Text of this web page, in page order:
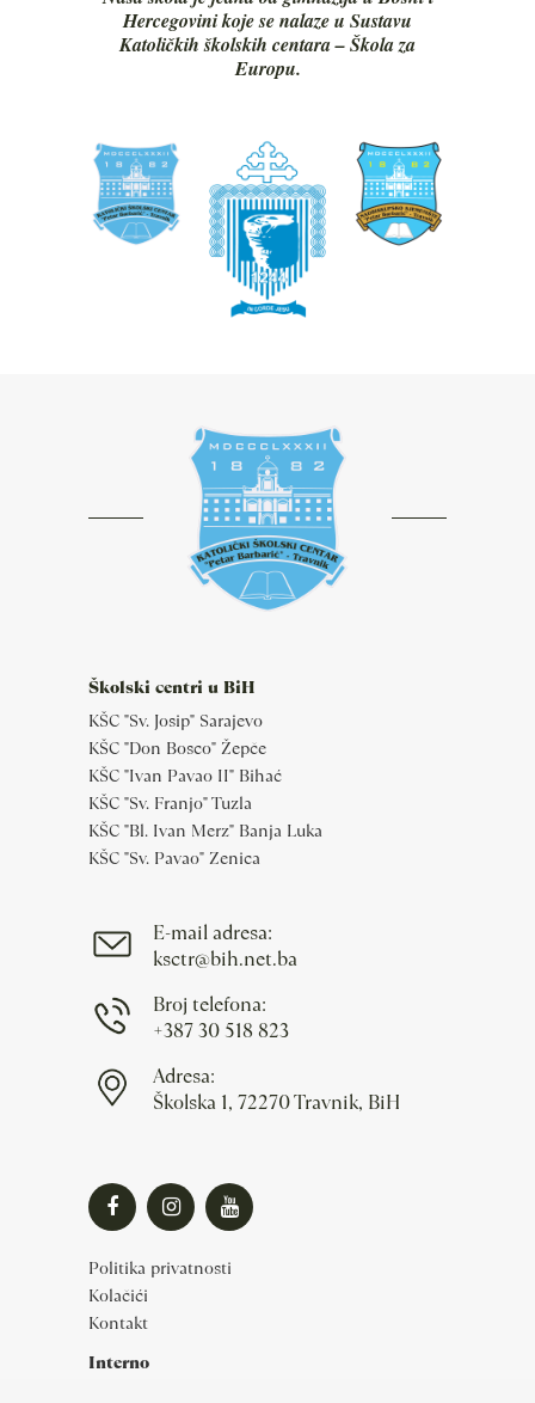
Hercegovini koje se nalaze u Sustavu
Katoličkih školskih centara – Škola za
Europu.
Školski centri u BiH
KŠC "Sv. Josip" Sarajevo
KŠC "Don Bosco" Žepče
KŠC "Ivan Pavao II" Bihać
KŠC "Sv. Franjo" Tuzla
KŠC "Bl. Ivan Merz" Banja Luka
KŠC "Sv. Pavao" Zenica
E-mail adresa:
ksctr@bih.net.ba
Broj telefona:
+387 30 518 823
Adresa:
Školska 1, 72270 Travnik, BiH
Politika privatnosti
Kolačići
Kontakt
Interno